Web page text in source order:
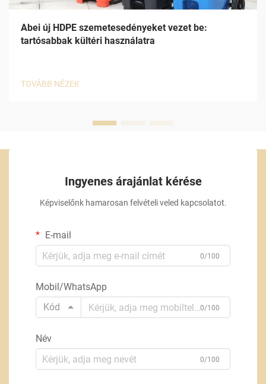
Abei új HDPE szemetesedényeket vezet be:
tartósabbak kültéri használatra
TOVÁBB NÉZEK
Ingyenes árajánlat kérése
Képviselőnk hamarosan felvételi veled kapcsolatot.
E-mail
0/100
Mobil/WhatsApp
Kód
0/100
Név
0/100